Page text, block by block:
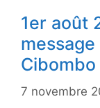
1er août
Cibombo
7 novembre